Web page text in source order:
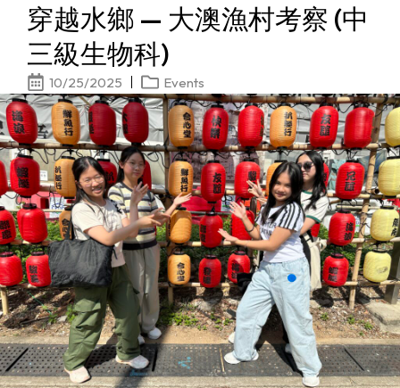
穿越水鄉 — 大澳漁村考察 (中
三級生物科)
10/25/2025 Events